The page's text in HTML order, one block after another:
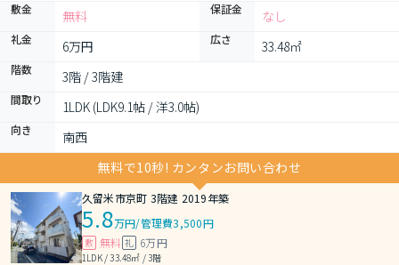
敷金 無料 保証金 なし
礼金 6万円 広さ 33.48㎡
階数 3階 / 3階建
間取り 1LDK (LDK9.1帖 / 洋3.0帖)
向き
南西
無料で10秒! カンタンお問い合わせ
久留米市京町 3階建 2019年築
5.8万円/管理費3,500円
敷 無料 礼 6万円
1LDK / 33.48㎡ / 3階